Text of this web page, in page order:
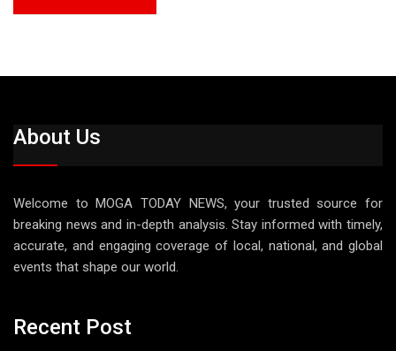
About Us
Welcome to MOGA TODAY NEWS, your trusted source for
breaking news and in-depth analysis. Stay informed with timely,
accurate, and engaging coverage of local, national, and global
events that shape our world.
Recent Post